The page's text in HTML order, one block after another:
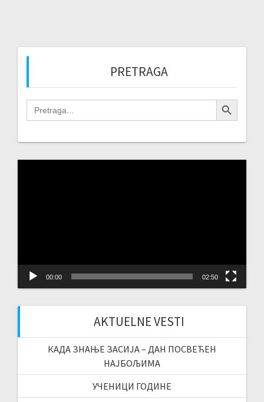
PRETRAGA
Search
for:
Search Button
00:00 02:50
AKTUELNE VESTI
КАДА ЗНАЊЕ ЗАСИЈА – ДАН ПОСВЕЋЕН
НАЈБОЉИМА
УЧЕНИЦИ ГОДИНЕ